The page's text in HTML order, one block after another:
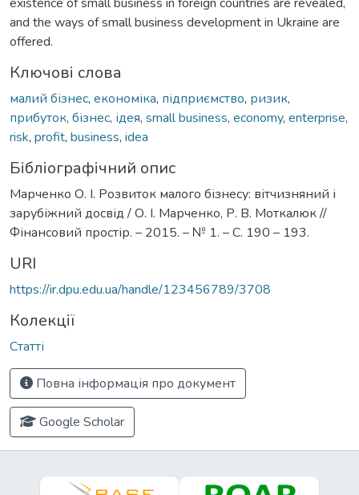
and the ways of small business development in Ukraine are
offered.
Ключові слова
малий бізнес, економіка, підприємство, ризик,
прибуток, бізнес, ідея, small business, economy, enterprise,
risk, profit, business, idea
Бібліографічний опис
Марченко О. І. Розвиток малого бізнесу: вітчизняний і
зарубіжний досвід / О. І. Марченко, Р. В. Моткалюк //
Фінансовий простір. – 2015. – № 1. – С. 190 – 193.
URI
https://ir.dpu.edu.ua/handle/123456789/3708
Колекції
Статті
Повна інформація про документ
Google Scholar